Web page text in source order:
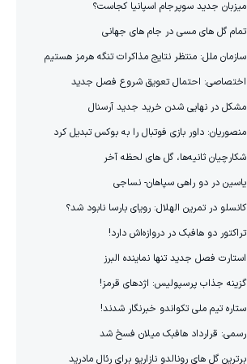
میزبان جدید سوپرجام اسپانیا کجاست؟
تمام گل های مسی در جام های جهانی
سازمان ملل: منتظر نتایج مذاکرات تنگه هرمز هستیم
اختصاصی: احتمال تعویق شروع فصل جدید
مشکل در نهایی شدن خرید جدید آرسنال
منصوریان: داور بازی فوتبال را به بوکس تبدیل کرد
شکارچیان ثانیه‌ها، گل های لحظه آخر
یاسین در دو راهی سپاهان- نساجی
کانسلو در تمرین الهلال: رویای بارسا نابود شد؟
تراکتور دو هافبک در دروازه‌اش دارد!
استارت فصل جدید تنها نماینده البرز
گزینه جذاب پرسپولیس: اژدهای قرمز!
ستاره تیم ملی تکواندو خبرنگار شدند!
رسمی: قرارداد هافبک میلان فسخ شد
برترین گل های رونالدو نازاریو برای رئال مادرید